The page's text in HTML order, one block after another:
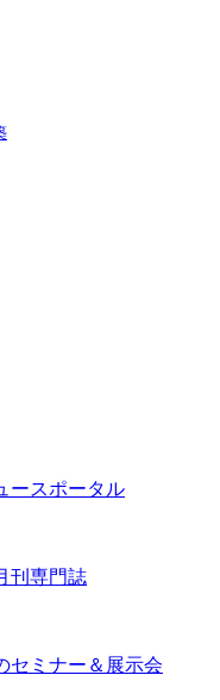
ースポータル
刊専門誌
セミナー＆展示会